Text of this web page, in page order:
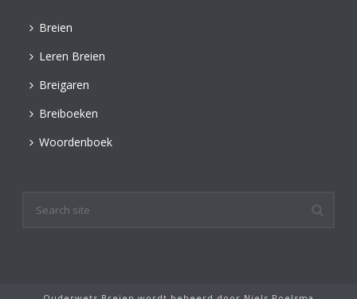
Breien
Leren Breien
Breigaren
Breiboeken
Woordenboek